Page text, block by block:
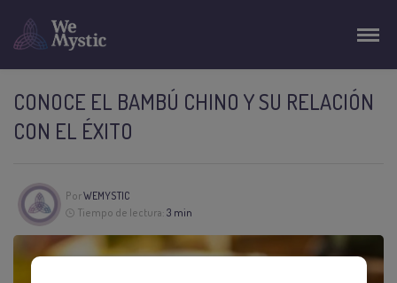
CONOCE EL BAMBÚ CHINO Y SU RELACIÓN
CON EL ÉXITO
PorWEMYSTIC
Tiempo de lectura: 3 min